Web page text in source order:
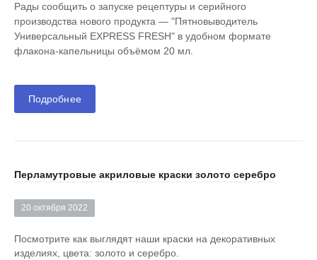
Рады сообщить о запуске рецептуры и серийного
производства нового продукта — "Пятновыводитель
Универсальный EXPRESS FRESH" в удобном формате
флакона-капельницы объёмом 20 мл.
Подробнее
Перламутровые акриловые краски золото серебро
20 октября 2022
Посмотрите как выглядят наши краски на декоративных
изделиях, цвета: золото и серебро.